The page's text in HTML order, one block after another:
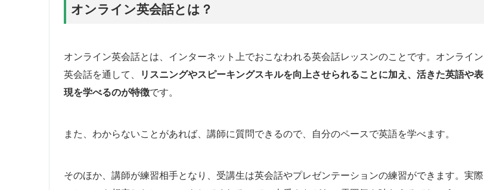
オンライン英会話とは？
オンライン英会話とは、インターネット上でおこなわれる英会話レッスンのことです。オンライン
英会話を通して、
リスニングやスピーキングスキルを向上させられることに加え、活きた英語や表
現を学べるのが特徴です。
また、わからないことがあれば、講師に質問できるので、自分のペースで英語を学べます。
そのほか、講師が練習相手となり、受講生は英会話やプレゼンテーションの練習ができます。実際